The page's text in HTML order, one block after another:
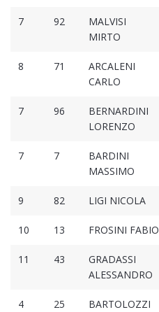
7 92
MALVISI
MIRTO
8 71
ARCALENI
CARLO
7 96
BERNARDINI
LORENZO
7 7
BARDINI
MASSIMO
9 82 LIGI NICOLA
10 13 FROSINI FABIO
11 43
GRADASSI
ALESSANDRO
4 25 BARTOLOZZI